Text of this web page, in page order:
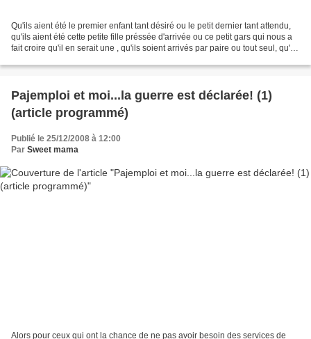
Qu'ils aient été le premier enfant tant désiré ou le petit dernier tant attendu,
qu'ils aient été cette petite fille préssée d'arrivée ou ce petit gars qui nous a
fait croire qu'il en serait une , qu'ils soient arrivés par paire ou tout seul, qu'ils
Pajemploi et moi...la guerre est déclarée! (1)
(article programmé)
Publié le 25/12/2008 à 12:00
Par Sweet mama
Alors pour ceux qui ont la chance de ne pas avoir besoin des services de